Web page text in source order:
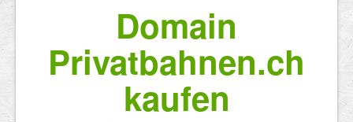
Domain
Privatbahnen.ch
kaufen